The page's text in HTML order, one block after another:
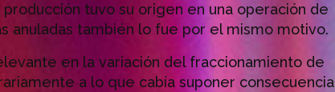
tuvo su origen en una operación de
anuladas también lo fue por el mismo motivo.
en la variación del fraccionamiento de
a lo que cabía suponer consecuencia